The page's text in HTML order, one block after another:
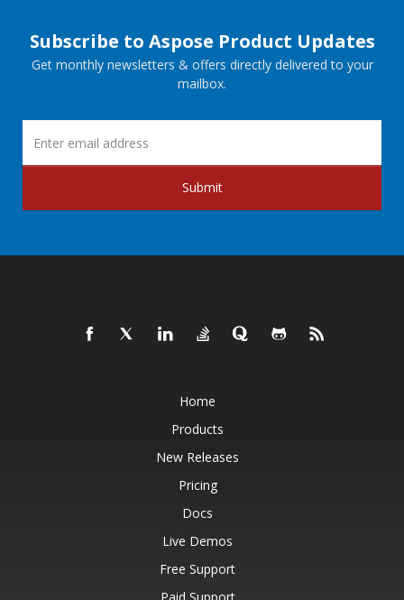
Subscribe to Aspose Product Updates
Get monthly newsletters & offers directly delivered to your
mailbox.
Submit
Home
Products
New Releases
Pricing
Docs
Live Demos
Free Support